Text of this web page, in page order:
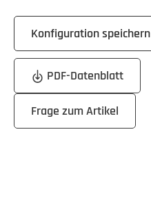
Konfiguration speichern
PDF-Datenblatt
Frage zum Artikel